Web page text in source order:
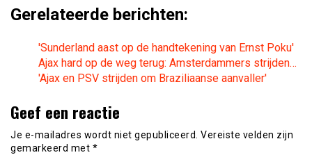
Gerelateerde berichten:
'Sunderland aast op de handtekening van Ernst Poku'
Ajax hard op de weg terug: Amsterdammers strijden…
'Ajax en PSV strijden om Braziliaanse aanvaller'
Geef een reactie
Je e-mailadres wordt niet gepubliceerd. Vereiste velden zijn
gemarkeerd met *